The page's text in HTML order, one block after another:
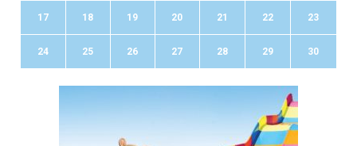
17 18 19 20 21 22 23
24 25 26 27 28 29 30